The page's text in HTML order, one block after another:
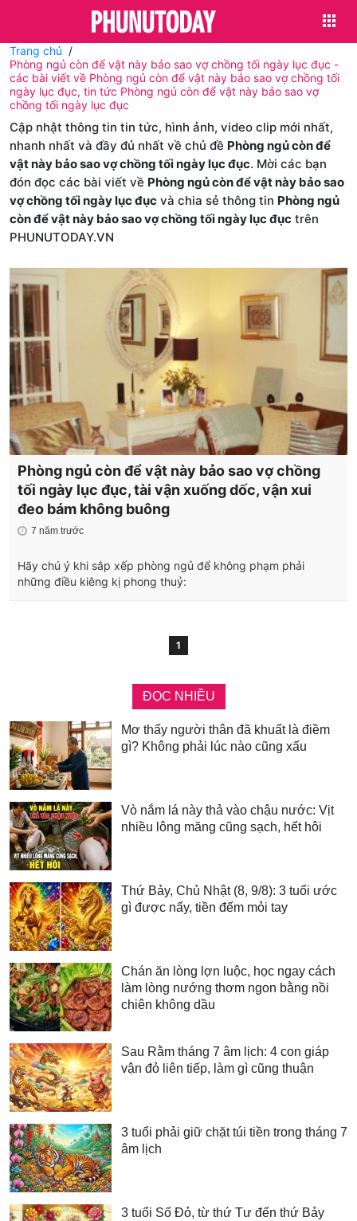
Trang chủ
Phòng ngủ còn để vật này bảo sao vợ chồng tối ngày lục đục -
các bài viết về Phòng ngủ còn để vật này bảo sao vợ chồng tối
ngày lục đục, tin tức Phòng ngủ còn để vật này bảo sao vợ
chồng tối ngày lục đục
Cập nhật thông tin tin tức, hình ảnh, video clip mới nhất,
nhanh nhất và đầy đủ nhất về chủ đề Phòng ngủ còn để
vật này bảo sao vợ chồng tối ngày lục đục. Mời các bạn
đón đọc các bài viết về Phòng ngủ còn để vật này bảo sao
vợ chồng tối ngày lục đục và chia sẻ thông tin Phòng ngủ
còn để vật này bảo sao vợ chồng tối ngày lục đục trên
PHUNUTODAY.VN
Phòng ngủ còn để vật này bảo sao vợ chồng
tối ngày lục đục, tài vận xuống dốc, vận xui
đeo bám không buông
7 năm trước
Hãy chú ý khi sắp xếp phòng ngủ để không phạm phải
những điều kiêng kị phong thuỷ:
1
ĐỌC NHIỀU
Mơ thấy người thân đã khuất là điềm
gì? Không phải lúc nào cũng xấu
Vò nắm lá này thả vào chậu nước: Vịt
nhiều lông măng cũng sạch, hết hôi
Thứ Bảy, Chủ Nhật (8, 9/8): 3 tuổi ước
gì được nấy, tiền đếm mỏi tay
Chán ăn lòng lợn luộc, học ngay cách
làm lòng nướng thơm ngon bằng nồi
chiên không dầu
Sau Rằm tháng 7 âm lịch: 4 con giáp
vận đỏ liên tiếp, làm gì cũng thuận
3 tuổi phải giữ chặt túi tiền trong tháng 7
âm lịch
3 tuổi Số Đỏ, từ thứ Tư đến thứ Bảy